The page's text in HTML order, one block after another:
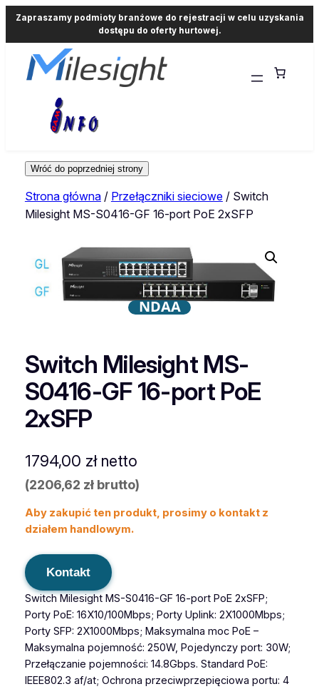
Zapraszamy podmioty branżowe do rejestracji w celu uzyskania
dostępu do oferty hurtowej.
Strona główna/ Przełączniki sieciowe/ Switch
Milesight MS-S0416-GF 16-port PoE 2xSFP
NDAA
Switch Milesight MS-
S0416-GF 16-port PoE
2xSFP
1794,00 złnetto
(2206,62 złbrutto)
Aby zakupić ten produkt, prosimy o kontakt z
działem handlowym.
Kontakt
Switch Milesight MS-S0416-GF 16-port PoE 2xSFP;
Porty PoE: 16X10/100Mbps; Porty Uplink: 2X1000Mbps;
Porty SFP: 2X1000Mbps; Maksymalna moc PoE –
Maksymalna pojemność: 250W, Pojedynczy port: 30W;
Przełączanie pojemności: 14.8Gbps. Standard PoE:
IEEE802.3 af/at; Ochrona przeciwprzepięciowa portu: 4